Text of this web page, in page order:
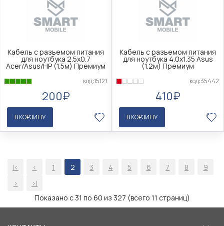
Кабель с разъемом питания
для ноутбука 2.5х0.7
Acer/Asus/HP (1.5м) Премиум
код:15121
200₽
В КОРЗИНУ
Кабель с разъемом питания
для ноутбука 4.0х1.35 Asus
(1.2м) Премиум
код:35442
410₽
В КОРЗИНУ
|< < 1 2 3 4 5 6 7 8
9
>
>|
Показано с 31 по 60 из 327 (всего 11 страниц)